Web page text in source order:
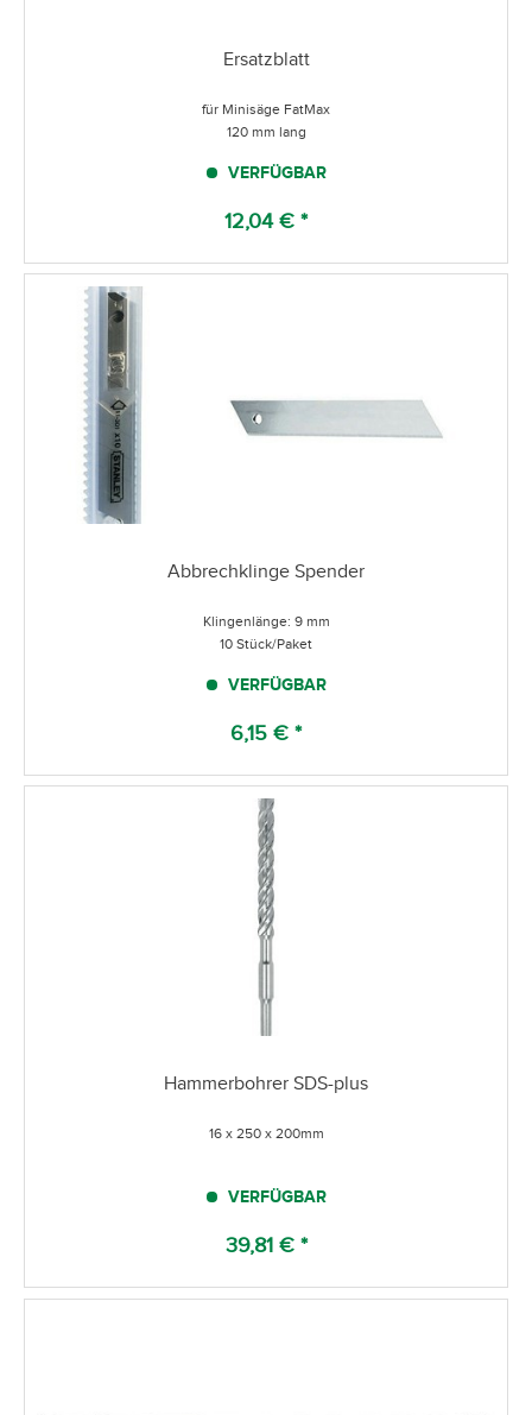
Ersatzblatt
für Minisäge FatMax
120 mm lang
VERFÜGBAR
12,04 € *
Abbrechklinge Spender
Klingenlänge: 9 mm
10 Stück/Paket
VERFÜGBAR
6,15 € *
Hammerbohrer SDS-plus
16 x 250 x 200mm
VERFÜGBAR
39,81 € *